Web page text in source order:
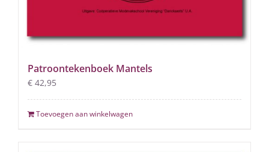
Patroontekenboek Mantels
€ 42,95
Toevoegen aan winkelwagen